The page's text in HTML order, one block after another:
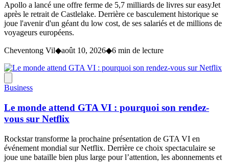
Apollo a lancé une offre ferme de 5,7 milliards de livres sur easyJet
après le retrait de Castlelake. Derrière ce basculement historique se
joue l'avenir d'un géant du low cost, de ses salariés et de millions de
voyageurs européens.
Cheventong Vil◆août 10, 2026◆6 min de lecture
Business
Le monde attend GTA VI : pourquoi son rendez-
vous sur Netflix
Rockstar transforme la prochaine présentation de GTA VI en
événement mondial sur Netflix. Derrière ce choix spectaculaire se
joue une bataille bien plus large pour l’attention, les abonnements et